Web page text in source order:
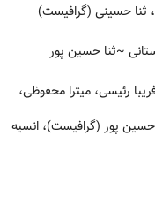
ثنا حسینی (گرافیست)
~ثنا حسین پور
رئیسی، میترا محفوظی،
حسین پور (گرافیست)، انسیه